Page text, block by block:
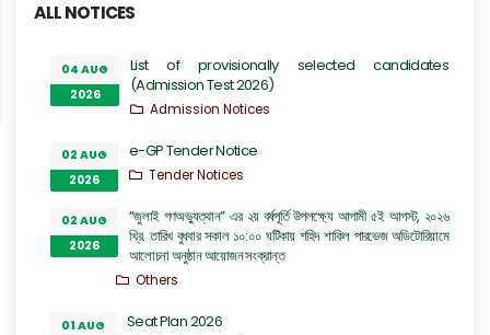
ALL NOTICES
04 AUG
2026
List of provisionally selected candidates
(Admission Test 2026)
Admission Notices
02 AUG
2026
e-GP Tender Notice
Tender Notices
02 AUG
2026
“জুলাই গণঅভ্যুত্থান” এর ২য় বর্ষপূর্তি উপলক্ষ্যে আগামী ৫ই আগস্ট, ২০২৬
খ্রি. তারিখ বুধবার সকাল ১০:০০ ঘটিকায় শহিদ শাকিল পারভেজ অডিটোরিয়ামে
আলোচনা অনুষ্ঠান আয়োজন সংক্রান্ত
Others
01 AUG
Seat Plan 2026